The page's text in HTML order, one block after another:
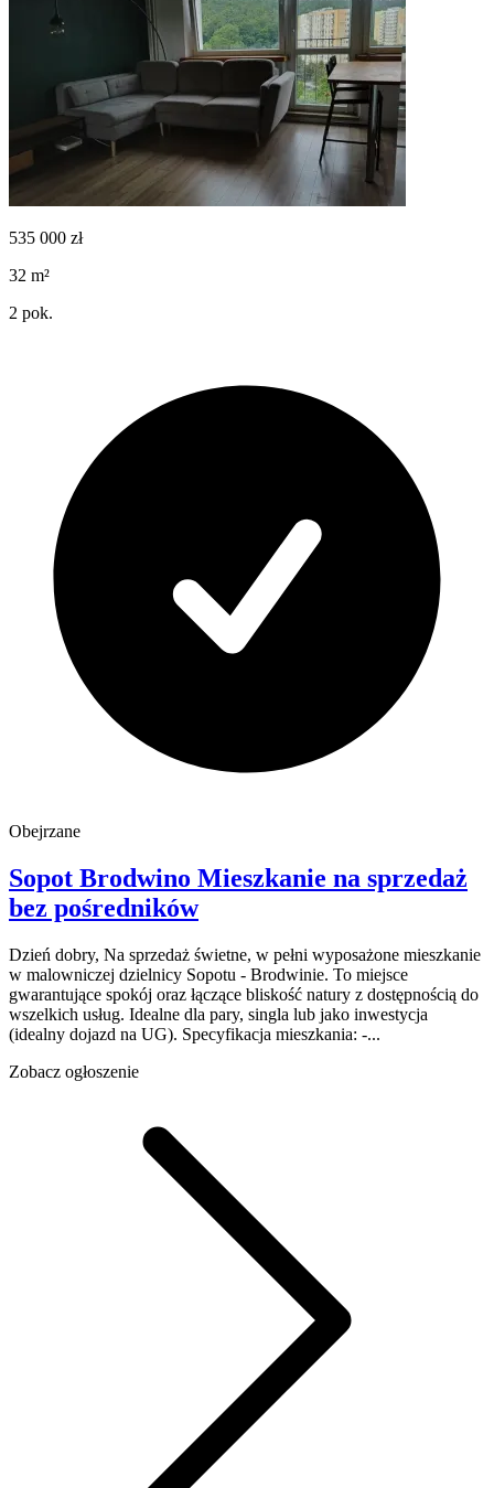
535 000 zł
32 m²
2 pok.
Obejrzane
Sopot Brodwino Mieszkanie na sprzedaż
bez pośredników
Dzień dobry, Na sprzedaż świetne, w pełni wyposażone mieszkanie
w malowniczej dzielnicy Sopotu - Brodwinie. To miejsce
gwarantujące spokój oraz łączące bliskość natury z dostępnością do
wszelkich usług. Idealne dla pary, singla lub jako inwestycja
(idealny dojazd na UG). Specyfikacja mieszkania: -...
Zobacz ogłoszenie